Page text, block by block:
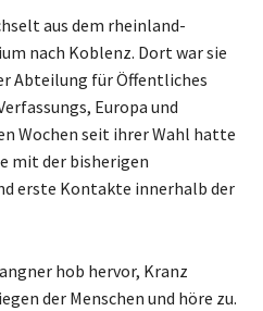
aus dem rheinland-
nach Koblenz. Dort war sie
Abteilung für Öffentliches
Europa und
Wochen seit ihrer Wahl hatte
mit der bisherigen
erste Kontakte innerhalb der
hob hervor, Kranz
der Menschen und höre zu.